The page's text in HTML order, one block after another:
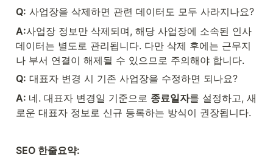
Q: 사업장을 삭제하면 관련 데이터도 모두 사라지나요?
A:사업장 정보만 삭제되며, 해당 사업장에 소속된 인사
데이터는 별도로 관리됩니다. 다만 삭제 후에는 근무지
나 부서 연결이 해제될 수 있으므로 주의해야 합니다.
Q: 대표자 변경 시 기존 사업장을 수정하면 되나요?
A: 네. 대표자 변경일 기준으로 종료일자를 설정하고, 새
로운 대표자 정보로 신규 등록하는 방식이 권장됩니다.
SEO 한줄요약: